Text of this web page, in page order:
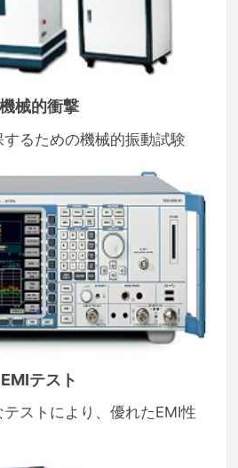
機械的衝撃
るための機械的振動試験
EMIテスト
ストにより、優れたEMI性